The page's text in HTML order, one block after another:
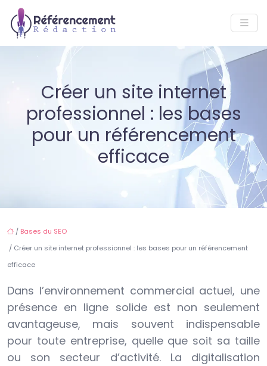
Créer un site internet
professionnel : les bases
pour un référencement
efficace
/ Bases du SEO
/ Créer un site internet professionnel : les bases pour un référencement
efficace
Dans l’environnement commercial actuel, une
présence en ligne solide est non seulement
avantageuse, mais souvent indispensable
pour toute entreprise, quelle que soit sa taille
ou son secteur d’activité. La digitalisation